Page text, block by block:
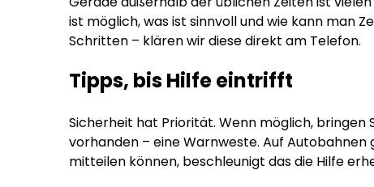
ist möglich, was ist sinnvoll und wie kann man
Schritten – klären wir diese direkt am Telefon.
Tipps, bis Hilfe eintrifft
Sicherheit hat Priorität. Wenn möglich, bringen
vorhanden – eine Warnweste. Auf
mitteilen können, beschleunigt das die Hilfe